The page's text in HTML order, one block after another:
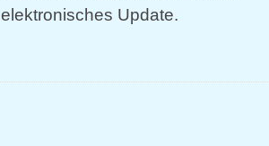
Update.